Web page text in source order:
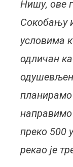
Нишу, ове
Сокобању
условима
одличан
направимо
преко 500
рекао је